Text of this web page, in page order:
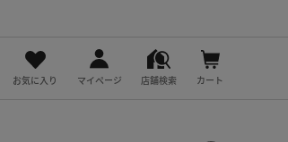
お気に入り マイページ 店舗検索 カート